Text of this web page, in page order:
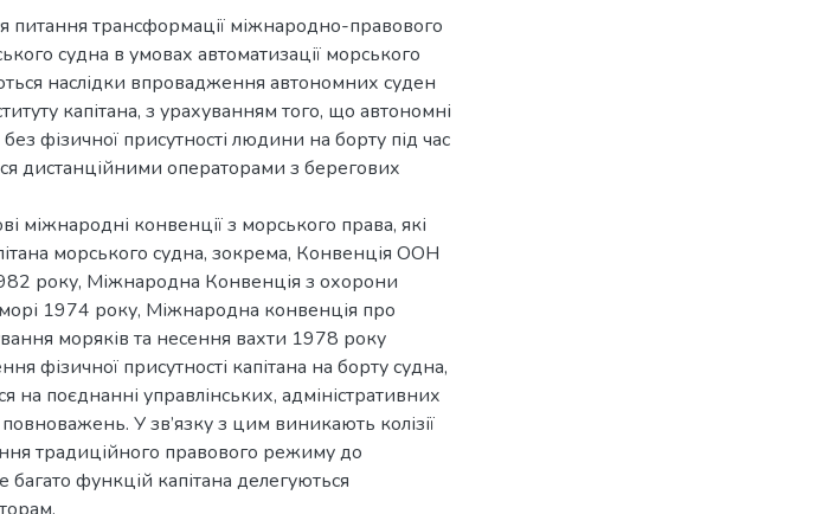
питання трансформації міжнародно-правового
судна в умовах автоматизації морського
наслідки впровадження автономних суден
капітана, з урахуванням того, що автономні
фізичної присутності людини на борту під час
дистанційними операторами з берегових
міжнародні конвенції з морського права, які
морського судна, зокрема, Конвенція ООН
року, Міжнародна Конвенція з охорони
1974 року, Міжнародна конвенція про
моряків та несення вахти 1978 року
фізичної присутності капітана на борту судна,
на поєднанні управлінських, адміністративних
У зв’язку з цим виникають колізії
традиційного правового режиму до
функцій капітана делегуються